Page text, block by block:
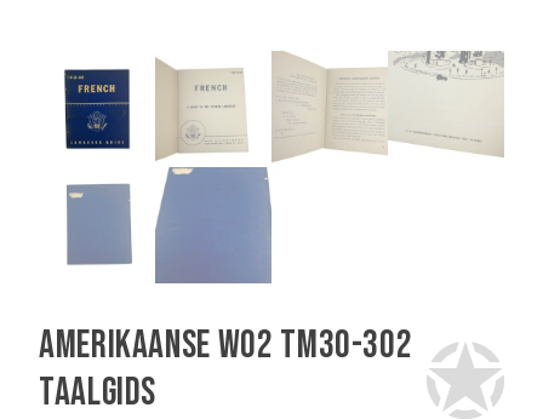
Amerikaanse WO2 TM30-302
taalgids